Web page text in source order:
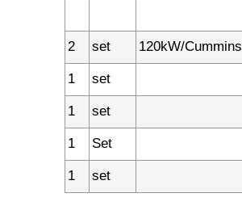
120kW/Cummins
set
2
set
1
set
1
Set
1
set
1